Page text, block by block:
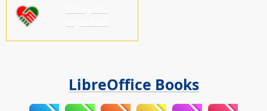
LibreOffice Books